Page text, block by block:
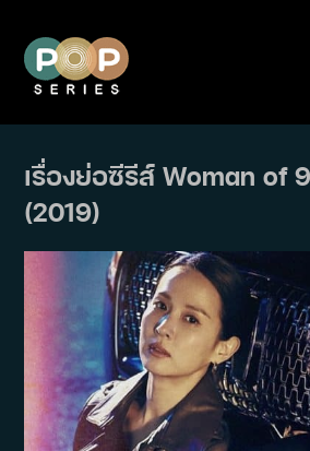
content
เรื่องย่อซีรีส์ Woman of
(2019)